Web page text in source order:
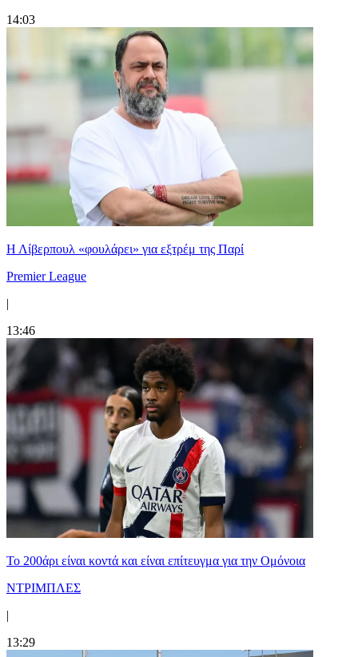
14:03
Η Λίβερπουλ «φουλάρει» για εξτρέμ της Παρί
Premier League
|
13:46
Το 200άρι είναι κοντά και είναι επίτευγμα για την Ομόνοια
ΝΤΡΙΜΠΛΕΣ
|
13:29